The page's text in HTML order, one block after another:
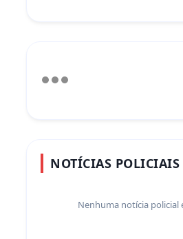
NOTÍCIAS POLICIAIS
Nenhuma notícia policial